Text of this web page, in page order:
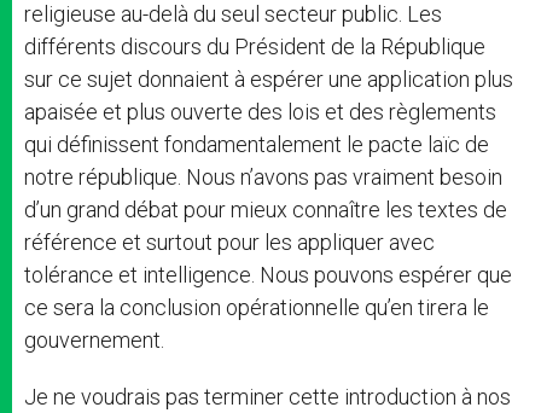
religieuse au-delà du seul secteur public. Les
différents discours du Président de la République
sur ce sujet donnaient à espérer une application plus
apaisée et plus ouverte des lois et des règlements
qui définissent fondamentalement le pacte laïc de
notre république. Nous n’avons pas vraiment besoin
d’un grand débat pour mieux connaître les textes de
référence et surtout pour les appliquer avec
tolérance et intelligence. Nous pouvons espérer que
ce sera la conclusion opérationnelle qu’en tirera le
gouvernement.
Je ne voudrais pas terminer cette introduction à nos